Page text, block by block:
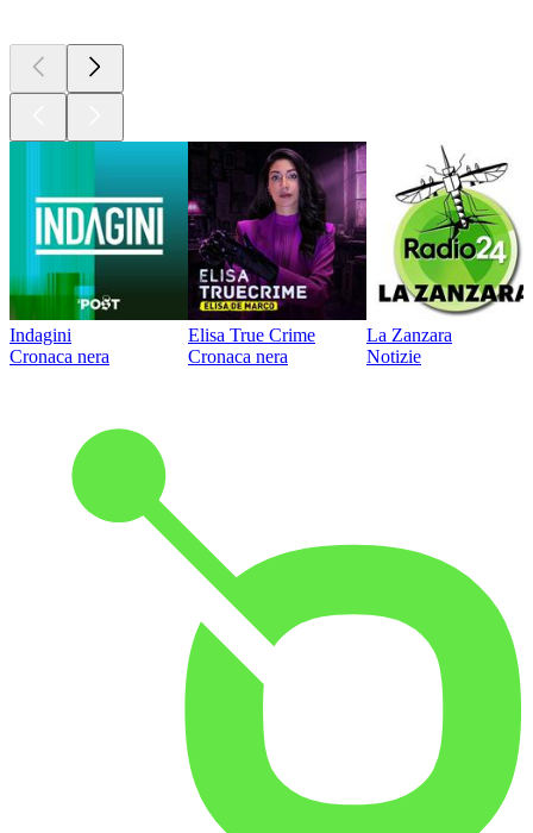
Indagini
Cronaca nera
Elisa True Crime
Cronaca nera
La Zanzara
Notizie